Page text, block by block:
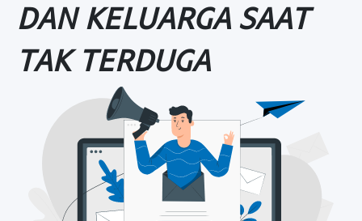
DAN KELUARGA SAAT
TAK TERDUGA